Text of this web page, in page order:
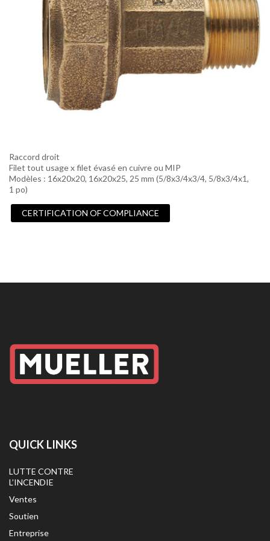
Raccord droit
Filet tout usage x filet évasé en cuivre ou MIP
Modèles : 16x20x20, 16x20x25, 25 mm (5/8x3/4x3/4, 5/8x3/4x1,
1 po)
CERTIFICATION OF COMPLIANCE
QUICK LINKS
LUTTE CONTRE
L’INCENDIE
Ventes
Soutien
Entreprise